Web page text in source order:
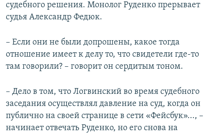
судебного решения. Монолог Руденко прерывает
судья Александр Федюк.
– Если они не были допрошены, какое тогда
отношение имеет к делу то, что свидетели где-то
там говорили? – говорит он сердитым тоном.
– Дело в том, что Логвинский во время судебного
заседания осуществлял давление на суд, когда он
публично на своей странице в сети «Фейсбук»..., –
начинает отвечать Руденко, но его снова на